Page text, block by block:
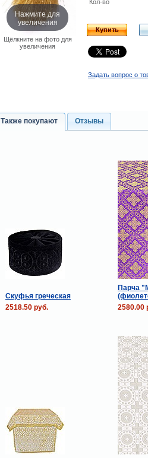
Нажмите для
увеличения
Щёлкните на фото для
увеличения
Кол-во
Купить
Задать вопрос о
Также покупают Отзывы
Скуфья греческая
Парча
2518.50 руб.
2580.00